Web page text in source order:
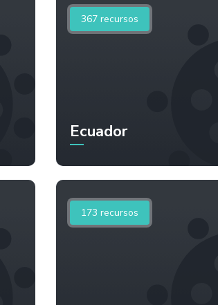
367 recursos
Ecuador
173 recursos